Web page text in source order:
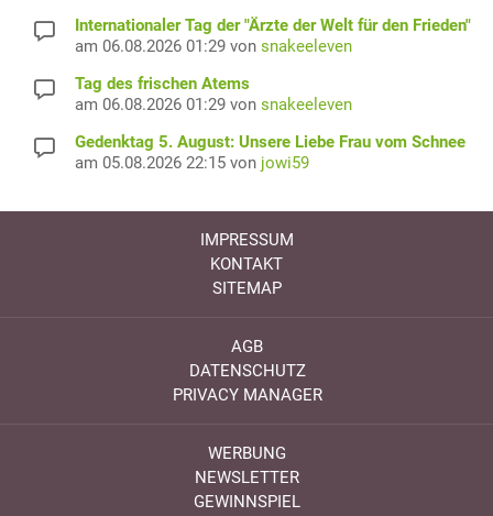
Internationaler Tag der "Ärzte der Welt für den Frieden"
am 06.08.2026 01:29 von snakeeleven
Tag des frischen Atems
am 06.08.2026 01:29 von snakeeleven
Gedenktag 5. August: Unsere Liebe Frau vom Schnee
am 05.08.2026 22:15 von jowi59
IMPRESSUM
KONTAKT
SITEMAP
AGB
DATENSCHUTZ
PRIVACY MANAGER
WERBUNG
NEWSLETTER
GEWINNSPIEL